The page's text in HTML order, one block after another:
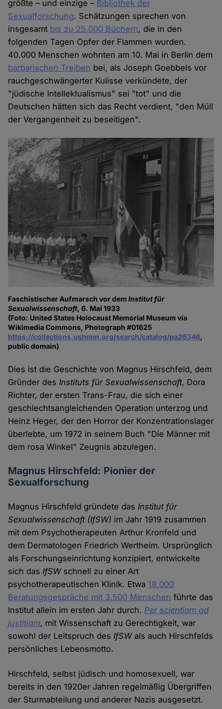
größte – und einzige – Bibliothek der
Sexualforschung. Schätzungen sprechen von
insgesamt bis zu 25.000 Büchern, die in den
folgenden Tagen Opfer der Flammen wurden.
40.000 Menschen wohnten am 10. Mai in Berlin dem
barbarischen Treiben bei, als Joseph Goebbels vor
rauchgeschwängerter Kulisse verkündete, der
"jüdische Intellektualismus" sei "tot" und die
Deutschen hätten sich das Recht verdient, "den Müll
der Vergangenheit zu beseitigen".
Faschistischer Aufmarsch vor demInstitut für
Sexualwissenschaft, 6. Mai 1933
(Foto: United States Holocaust Memorial Museum via
Wikimedia Commons, Photograph #01625
https://collections.ushmm.org/search/catalog/pa26346,
public domain)
Dies ist die Geschichte von Magnus Hirschfeld, dem
Gründer des Instituts für Sexualwissenschaft, Dora
Richter, der ersten Trans-Frau, die sich einer
geschlechtsangleichenden Operation unterzog und
Heinz Heger, der den Horror der Konzentrationslager
überlebte, um 1972 in seinem Buch "Die Männer mit
dem rosa Winkel" Zeugnis abzulegen.
Magnus Hirschfeld: Pionier der
Sexualforschung
Magnus Hirschfeld gründete das Institut für
Sexualwissenschaft (IfSW) im Jahr 1919 zusammen
mit dem Psychotherapeuten Arthur Kronfeld und
dem Dermatologen Friedrich Wertheim. Ursprünglich
als Forschungseinrichtung konzipiert, entwickelte
sich das IfSWschnell zu einer Art
psychotherapeutischen Klinik. Etwa 18.000
Beratungsgespräche mit 3.500 Menschen führte das
Institut allein im ersten Jahr durch. Per scientiam ad
justitiam, mit Wissenschaft zu Gerechtigkeit, war
sowohl der Leitspruch des IfSWals auch Hirschfelds
persönliches Lebensmotto.
Hirschfeld, selbst jüdisch und homosexuell, war
bereits in den 1920er Jahren regelmäßig Übergriffen
der Sturmabteilung und anderer Nazis ausgesetzt.